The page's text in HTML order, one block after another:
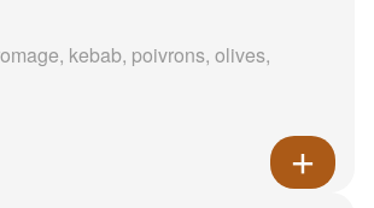
kebab, poivrons, olives,